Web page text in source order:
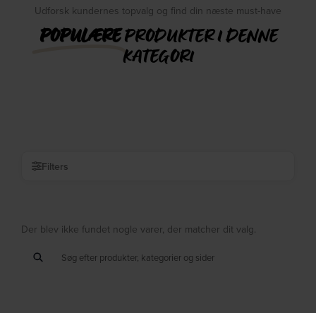
Udforsk kundernes topvalg og find din næste must-have
POPULÆREPRODUKTER I DENNE
KATEGORI
Filters
Der blev ikke fundet nogle varer, der matcher dit valg.